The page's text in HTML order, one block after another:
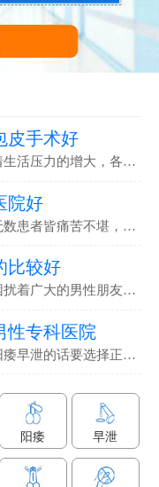
皮手术好
生活压力的增大，各…
院好
【导读】男性疾病的问题让无数患者皆痛苦不堪，要选…
比较好
【导读】男性疾病始终不断困扰着广大的男性朋友们，解决男性疾病…
性专科医院
【导读】男性朋友们要治疗阳痿早泄的话要选择正规专业的男科医院…
阳痿 早泄